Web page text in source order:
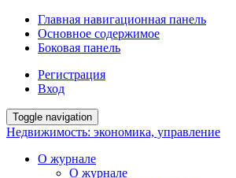
Главная навигационная панель
Основное содержимое
Боковая панель
Регистрация
Вход
Toggle navigation
Недвижимость: экономика, управление
О журнале
О журнале